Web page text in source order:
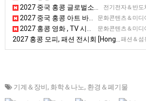
전기전자＆반
2027 중국 홍콩 글로벌소시스 소비재전자 전시회
문화콘텐츠＆미
2027 중국 홍콩 아트 바젤 전시회
문화콘텐츠＆미
2027 홍콩 영화 , TV 시장 전시회 [FILMART]
패션＆
2027 홍콩 모피, 패션 전시회 [Hong Kong International Fur & Fashion Fair]
기계＆장비, 화학＆나노, 환경＆폐기물